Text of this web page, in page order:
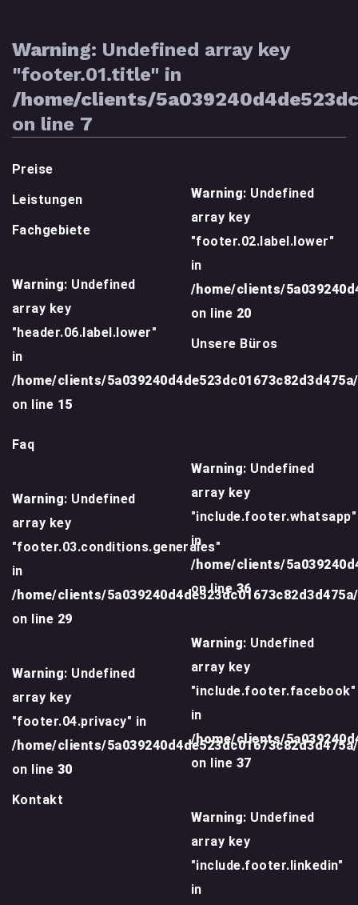
Warning: Undefined array key
"footer.01.title" in
/home/clients/
on line 7
Preise
Leistungen
Fachgebiete
Warning: Undefined
array key
"header.06.label.lower"
in
/home/clients/
on line 15
Warning: Undefined
array key
"footer.02.label.lower"
in
/home/clients/
on line 20
Unsere Büros
Faq
Warning: Undefined
array key
"footer.03.conditions.generales"
in
/home/clients/
on line 29
Warning: Undefined
array key
"footer.04.privacy" in
/home/clients/
on line 30
Kontakt
Warning: Undefined
array key
"include.footer.whatsapp"
in
/home/clients/
on line36
Warning: Undefined
array key
"include.footer.facebook"
in
/home/clients/
on line 37
Warning: Undefined
array key
"include.footer.linkedin"
in